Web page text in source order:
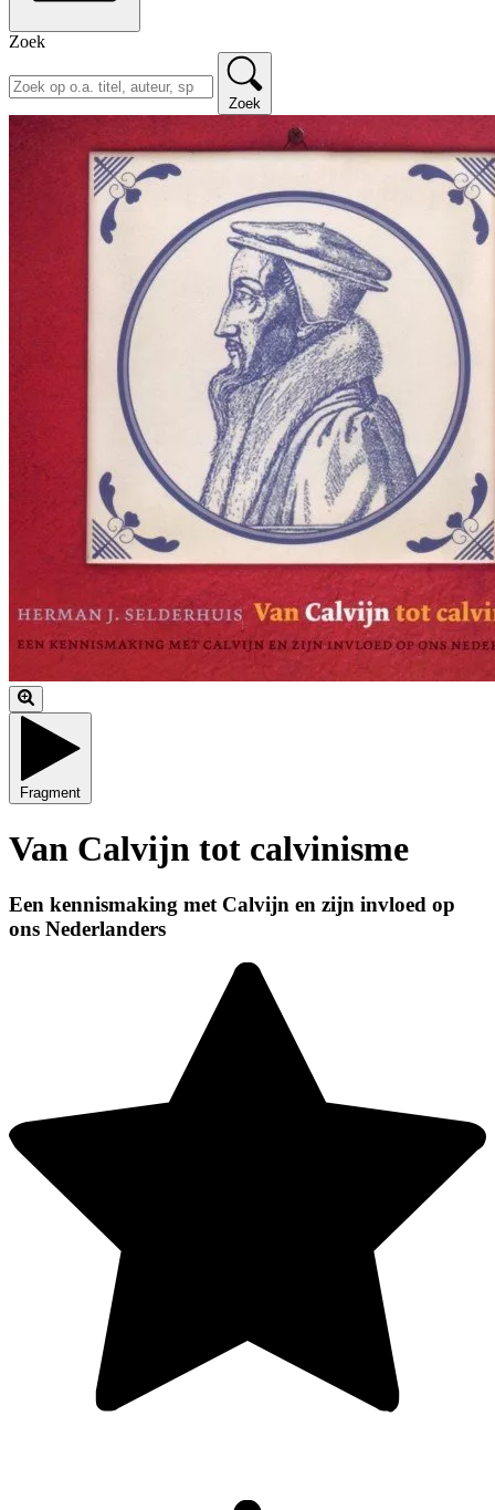
Zoek
Zoek
Fragment
Van Calvijn tot calvinisme
Een kennismaking met Calvijn en zijn invloed op
ons Nederlanders